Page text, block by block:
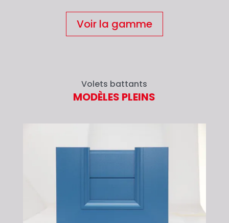
Voir la gamme
Volets battants
MODÈLES PLEINS